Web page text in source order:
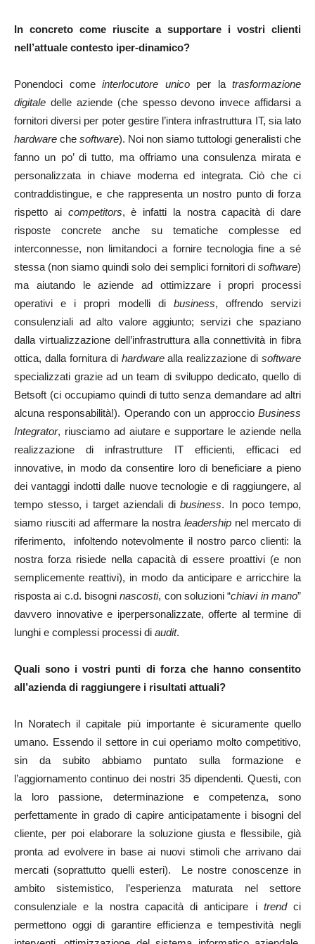
In concreto come riuscite a supportare i vostri clienti
nell’attuale contesto iper-dinamico?
Ponendoci come interlocutore unicoper la trasformazione
digitale delle aziende (che spesso devono invece affidarsi a
fornitori diversi per poter gestire l’intera infrastruttura IT, sia lato
hardware che software). Noi non siamo tuttologi generalisti che
fanno un po’ di tutto, ma offriamo una consulenza mirata e
personalizzata in chiave moderna ed integrata. Ciò che ci
contraddistingue, e che rappresenta un nostro punto di forza
rispetto ai competitors, è infatti la nostra capacità di dare
risposte concrete anche su tematiche complesse ed
interconnesse, non limitandoci a fornire tecnologia fine a sé
stessa (non siamo quindi solo dei semplici fornitori di software)
ma aiutando le aziende ad ottimizzare i propri processi
operativi e i propri modelli di business, offrendo servizi
consulenziali ad alto valore aggiunto; servizi che spaziano
dalla virtualizzazione dell’infrastruttura alla connettività in fibra
ottica, dalla fornitura di hardwarealla realizzazione di software
specializzati grazie ad un team di sviluppo dedicato, quello di
Betsoft (ci occupiamo quindi di tutto senza demandare ad altri
alcuna responsabilità!). Operando con un approccio Business
Integrator, riusciamo ad aiutare e supportare le aziende nella
realizzazione di infrastrutture IT efficienti, efficaci ed
innovative, in modo da consentire loro di beneficiare a pieno
dei vantaggi indotti dalle nuove tecnologie e di raggiungere, al
tempo stesso, i target aziendali dibusiness. In poco tempo,
siamo riusciti ad affermare la nostraleadership nel mercato di
riferimento, infoltendo notevolmente il nostro parco clienti: la
nostra forza risiede nella capacità di essere proattivi (e non
semplicemente reattivi), in modo da anticipare e arricchire la
risposta ai c.d. bisogninascosti, con soluzioni “chiavi in mano”
davvero innovative e iperpersonalizzate, offerte al termine di
lunghi e complessi processi di audit.
Quali sono i vostri punti di forza che hanno consentito
all’azienda di raggiungere i risultati attuali?
In Noratech il capitale più importante è sicuramente quello
umano. Essendo il settore in cui operiamo molto competitivo,
sin da subito abbiamo puntato sulla formazione e
l’aggiornamento continuo dei nostri 35 dipendenti. Questi, con
la loro passione, determinazione e competenza, sono
perfettamente in grado di capire anticipatamente i bisogni del
cliente, per poi elaborare la soluzione giusta e flessibile, già
pronta ad evolvere in base ai nuovi stimoli che arrivano dai
mercati (soprattutto quelli esteri). Le nostre conoscenze in
ambito sistemistico, l’esperienza maturata nel settore
consulenziale e la nostra capacità di anticipare i trendci
permettono oggi di garantire efficienza e tempestività negli